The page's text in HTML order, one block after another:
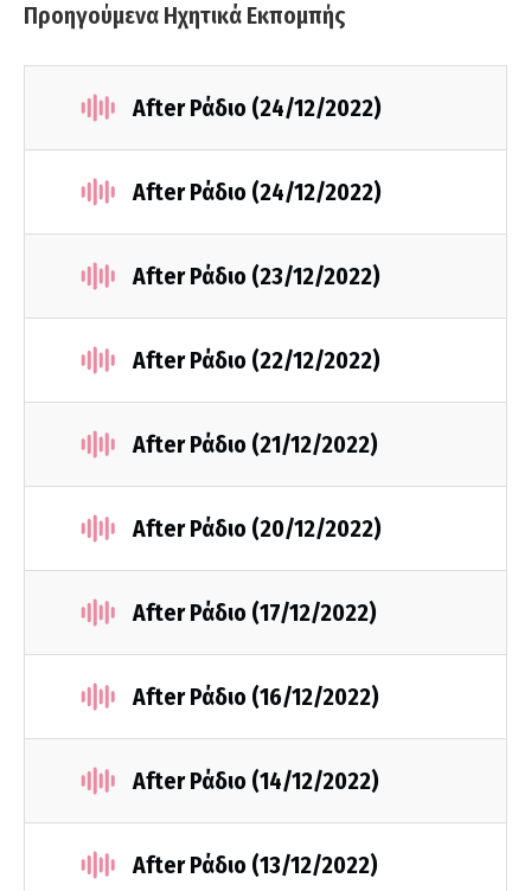
Προηγούμενα Ηχητικά Εκπομπής
After Ράδιο (24/12/2022)
After Ράδιο (24/12/2022)
After Ράδιο (23/12/2022)
After Ράδιο (22/12/2022)
After Ράδιο (21/12/2022)
After Ράδιο (20/12/2022)
After Ράδιο (17/12/2022)
After Ράδιο (16/12/2022)
After Ράδιο (14/12/2022)
After Ράδιο (13/12/2022)